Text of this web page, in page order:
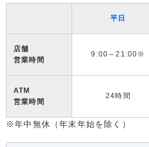
平日
店舗
営業時間
9:00～21:00※
ATM
営業時間
24時間
※年中無休（年末年始を除く）